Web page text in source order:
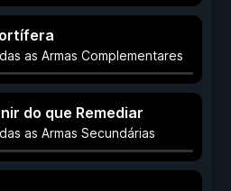
as Armas Complementares
do que Remediar
as Armas Secundárias